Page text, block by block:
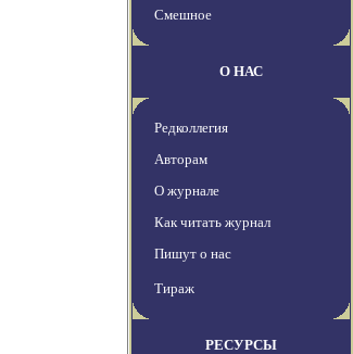
Смешное
О НАС
Редколлегия
Авторам
О журнале
Как читать журнал
Пишут о нас
Тираж
РЕСУРСЫ